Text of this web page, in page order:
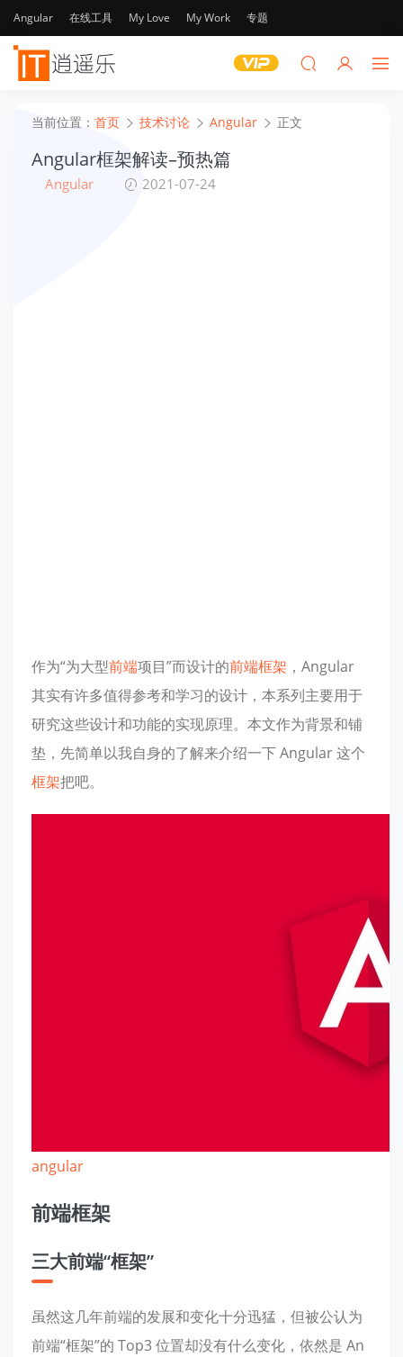
Angular 在线工具 My Love My Work 专题
当前位置： 首页 技术讨论 Angular 正文
Angular框架解读–预热篇
Angular 2021-07-24
作为“为大型前端项目”而设计的前端框架 ，Angular
其实有许多值得参考和学习的设计，本系列主要用于
研究这些设计和功能的实现原理。本文作为背景和铺
垫，先简单以我自身的了解来介绍一下 Angular 这个
框架把吧。
angular
前端框架
三大前端“框架”
虽然这几年前端的发展和变化十分迅猛，但被公认为
前端“框架”的 Top3 位置却没有什么变化，依然是 An